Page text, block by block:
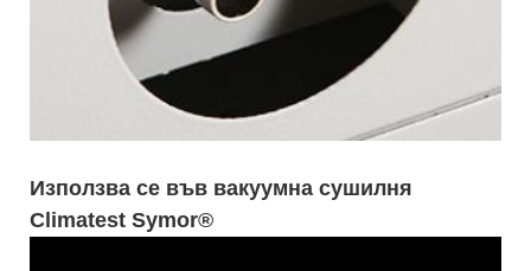
Използва се във вакуумна сушилня
Climatest Symor®